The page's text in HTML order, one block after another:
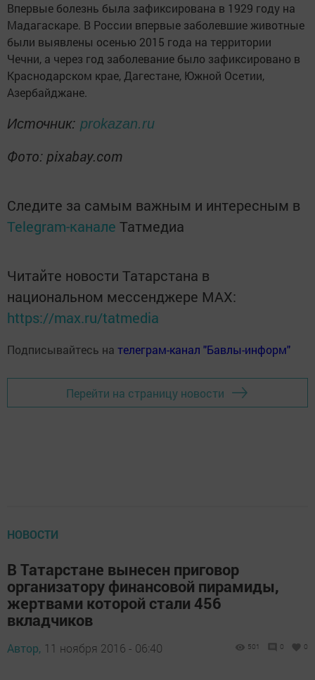
Впервые болезнь была зафиксирована в 1929 году на
Мадагаскаре. В России впервые заболевшие животные
были выявлены осенью 2015 года на территории
Чечни, а через год заболевание было зафиксировано в
Краснодарском крае, Дагестане, Южной Осетии,
Азербайджане.
Источник: prokazan.ru
Фото: pixabay.com
Следите за самым важным и интересным в
Telegram-канале Татмедиа
Читайте новости Татарстана в
национальном мессенджере MАХ:
https://max.ru/tatmedia
Подписывайтесь на телеграм-канал "Бавлы-информ"
Перейти на страницу новости
НОВОСТИ
В Татарстане вынесен приговор
организатору финансовой пирамиды,
жертвами которой стали 456
вкладчиков
Автор, 11 ноября 2016 - 06:40 501 0 0